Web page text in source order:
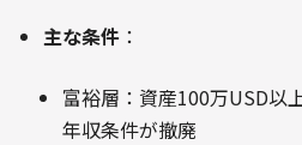
主な条件 ：
富裕層：資産100万USD以
年収条件が撤廃